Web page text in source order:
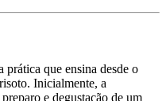
que ensina desde o
Inicialmente, a
e degustação de um